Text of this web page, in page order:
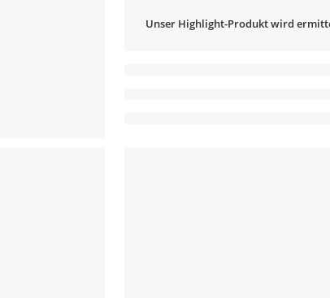
Unser Highlight-Produkt wird